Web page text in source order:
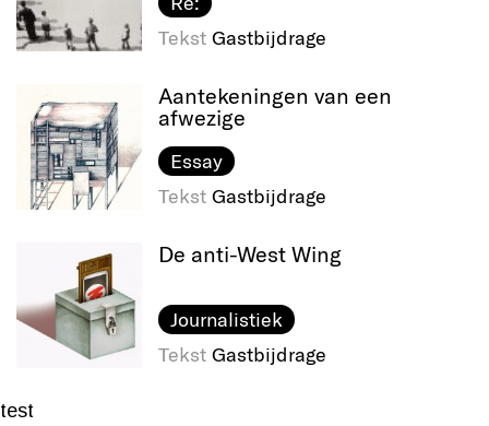
Tekst Gastbijdrage
Aantekeningen van een
afwezige
Essay
Tekst Gastbijdrage
De anti-West Wing
Journalistiek
Tekst Gastbijdrage
test